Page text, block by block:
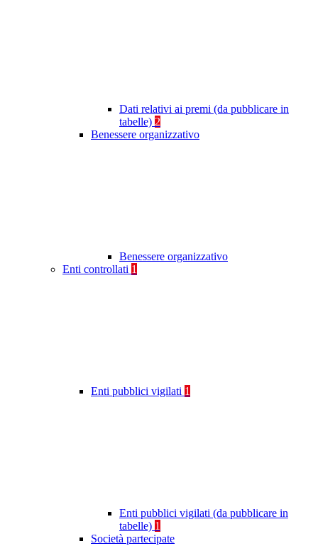
Dati relativi ai premi (da pubblicare in
tabelle) 2
Benessere organizzativo
Benessere organizzativo
Enti controllati 1
Enti pubblici vigilati 1
Enti pubblici vigilati (da pubblicare in
tabelle) 1
Società partecipate